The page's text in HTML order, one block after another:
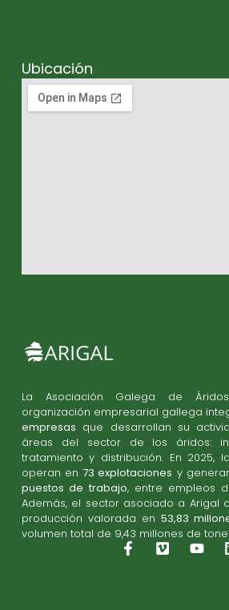
La Asociación Galega de
organización empresarial gallega
empresas que desarrollan su
áreas del sector de los áridos:
tratamiento y distribución. En 2025,
operan en73 explotaciones y
puestos de trabajo, entre empleos
Además, el sector asociado a Arigal
producción valorada en 53,83
volumen total de 9,43 millones de
Ubicación